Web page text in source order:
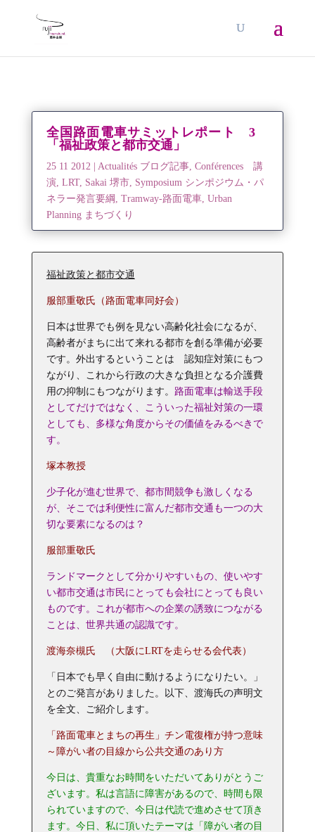
全国路面電車サミットレポート 3
「福祉政策と都市交通」
25 11 2012| Actualités ブログ記事, Conférences 講
演, LRT, Sakai 堺市, Symposium シンポジウム・パ
ネラー発言要綱 , Tramway-路面電車, Urban
Planning まちづくり
福祉政策と都市交通
服部重敬氏（路面電車同好会）
日本は世界でも例を見ない高齢化社会になるが、
高齢者がまちに出て来れる都市を創る準備が必要
です。外出するということは 認知症対策にもつ
ながり、これから行政の大きな負担となる介護費
用の抑制にもつながります。 路面電車は輸送手段
としてだけではなく、こういった福祉対策の一環
としても、多様な角度からその価値をみるべきで
す。
塚本教授
少子化が進む世界で、都市間競争も激しくなる
が、そこでは利便性に富んだ都市交通も一つの大
切な要素になるのは？
服部重敬氏
ランドマークとして分かりやすいもの、使いやす
い都市交通は市民にとっても会社にとっても良い
ものです。これが都市への企業の誘致につながる
ことは、世界共通の認識です。
渡海奈槻氏 （大阪にLRTを走らせる会代表）
「日本でも早く自由に動けるようになりたい。」
とのご発言がありました。以下、渡海氏の声明文
を全文、ご紹介します。
「路面電車とまちの再生」チン電復権が持つ意味
～ 障がい者の目線から公共交通のあり方
今日は、貴重なお時間をいただいてありがとうご
ざいます。私は言語に障害があるので、時間も限
られていますので、今日は代読で進めさせて頂き
ます。今日、私に頂いたテーマは「障がい者の目